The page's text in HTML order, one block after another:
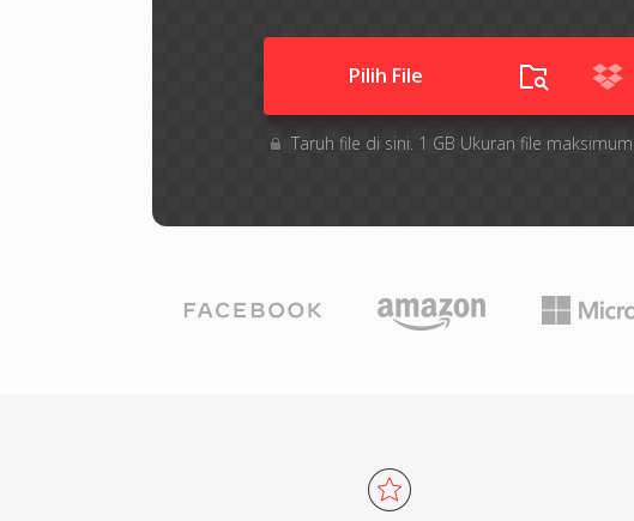
Pilih File
Taruh file di sini. 1 GB Ukuran file